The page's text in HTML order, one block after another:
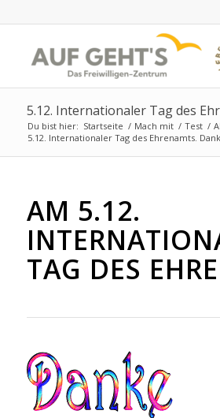
5.12. Internationaler Tag des
Du bist hier: Startseite / Mach mit / Test /
5.12. Internationaler Tag des Ehrenamts.
AM 5.12.
TAG DES